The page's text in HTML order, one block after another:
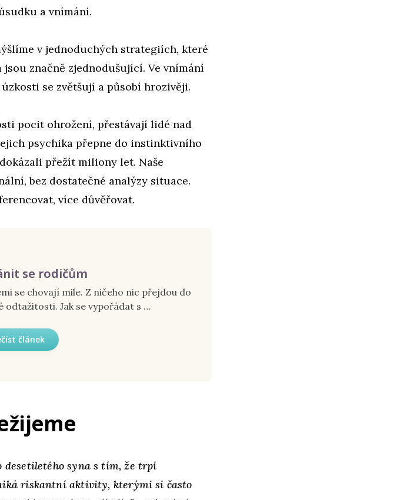
a vnímání.
v jednoduchých strategiích, které
značně zjednodušující. Ve vnímání
se zvětšují a působí hrozivěji.
pocit ohrožení, přestávají lidé nad
psychika přepne do instinktivního
přežít miliony let. Naše
bez dostatečné analýzy situace.
více důvěřovat.
se rodičům
se chovají mile. Z ničeho nic přejdou do
odtažitosti. Jak se vypořádat s …
článek
syna s tím, že trpí
riskantní aktivity, kterými si často